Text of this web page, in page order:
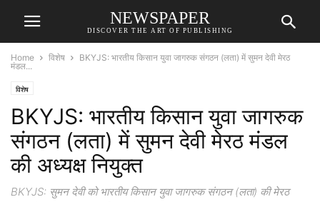
NEWSPAPER
DISCOVER THE ART OF PUBLISHING
Home विशेष
BKYJS: भारतीय किसान युवा जागरुक संगठन (लता) में सुमन देवी मेरठ
मंडल...
विशेष
BKYJS: भारतीय किसान युवा जागरुक
संगठन (लता) में सुमन देवी मेरठ मंडल
की अध्यक्ष नियुक्त
BKYJS: सुमन देवी को भारतीय किसान युवा जागरुक संगठन (लता) की मेरठ